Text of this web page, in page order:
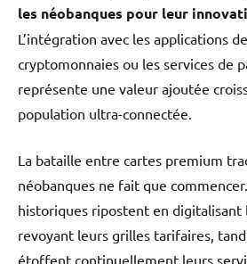
les néobanques pour leur
L’intégration avec les applications
cryptomonnaies ou les services de
représente une valeur ajoutée
population ultra-connectée.
La bataille entre cartes premium
néobanques ne fait que
historiques ripostent en digitalisant
revoyant leurs grilles tarifaires,
étoffent continuellement leurs